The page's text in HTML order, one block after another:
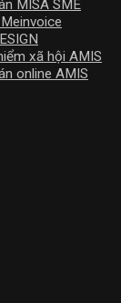
MISA SME
xã hội AMIS
online AMIS